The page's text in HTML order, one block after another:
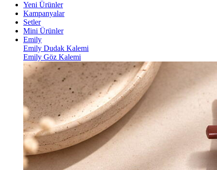
Yeni Ürünler
Kampanyalar
Setler
Mini Ürünler
Emily
Emily Dudak Kalemi
Emily Göz Kalemi